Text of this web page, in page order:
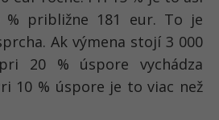
približne 181 eur. To je
Ak výmena stojí 3 000
20 % úspore vychádza
10 % úspore je to viac než